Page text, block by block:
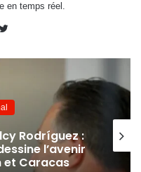
en temps réel.
Rodríguez :
l’avenir
et Caracas